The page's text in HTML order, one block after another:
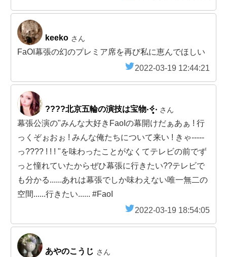
keeko さん
FaOI幕張の幻のプレミア席を再び私に恵んでほしい
2022-03-19 12:44:21
????北京五輪の演技は宝物‧✧̣̥̇‧ さん
幕張公演の"みんな大好きFaoIの幕開けだぁあぁ ! 行
っくぞぉおぉ ! みんな俺たちについて来い ! きゃ-----
っ?‍?‍?‍? ! ! ! "を味わったことがなくてテレビの前でず
っと憧れていたからぜひ幕張に行きたい??テレビで
も分かる......あれは幕張でしか味わえない唯一無二の
空間......行きたい...... #FaoI
2022-03-19 18:54:05
あやのこうじ さん